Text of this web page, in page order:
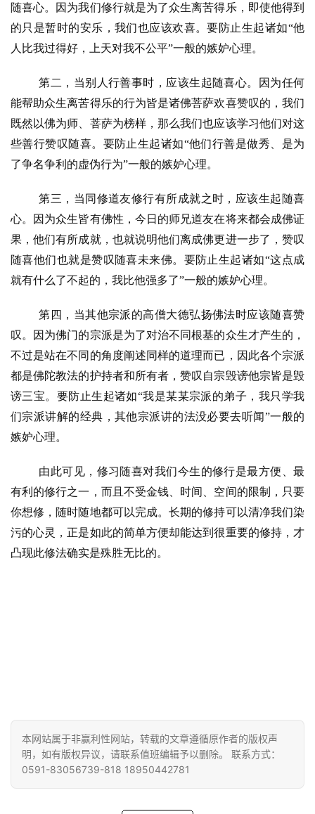
艺
术
法
规
免
明
随喜心。因为我们修行就是为了众生离苦得乐，即使他得到
的只是暂时的安乐，我们也应该欢喜。要防止生起诸如“他
人比我过得好，上天对我不公平”一般的嫉妒心理。
第二，当别人行善事时，应该生起随喜心。因为任何
能帮助众生离苦得乐的行为皆是诸佛菩萨欢喜赞叹的，我们
既然以佛为师、菩萨为榜样，那么我们也应该学习他们对这
些善行赞叹随喜。要防止生起诸如“他们行善是做秀、是为
了争名争利的虚伪行为”一般的嫉妒心理。
第三，当同修道友修行有所成就之时，应该生起随喜
心。因为众生皆有佛性，今日的师兄道友在将来都会成佛证
果，他们有所成就，也就说明他们离成佛更进一步了，赞叹
随喜他们也就是赞叹随喜未来佛。要防止生起诸如“这点成
就有什么了不起的，我比他强多了”一般的嫉妒心理。
第四，当其他宗派的高僧大德弘扬佛法时应该随喜赞
叹。因为佛门的宗派是为了对治不同根基的众生才产生的，
不过是站在不同的角度阐述同样的道理而已，因此各个宗派
都是佛陀教法的护持者和所有者，赞叹自宗毁谤他宗皆是毁
谤三宝。要防止生起诸如“我是某某宗派的弟子，我只学我
们宗派讲解的经典，其他宗派讲的法没必要去听闻”一般的
嫉妒心理。
由此可见，修习随喜对我们今生的修行是最方便、最
有利的修行之一，而且不受金钱、时间、空间的限制，只要
你想修，随时随地都可以完成。长期的修持可以清净我们染
污的心灵，正是如此的简单方便却能达到很重要的修持，才
凸现此修法确实是殊胜无比的。
本网站属于非赢利性网站，转载的文章遵循原作者的版权声
明，如有版权异议，请联系值班编辑予以删除。 联系方式：
0591-83056739-818 18950442781